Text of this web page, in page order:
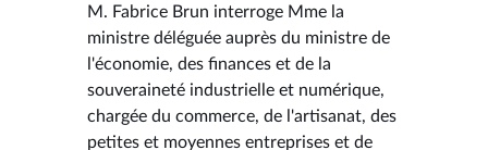
M. Fabrice Brun interroge Mme la
ministre déléguée auprès du ministre de
l'économie, des finances et de la
souveraineté industrielle et numérique,
chargée du commerce, de l'artisanat, des
petites et moyennes entreprises et de